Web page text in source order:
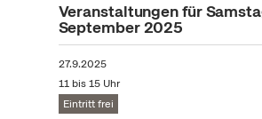
Veranstaltungen für
September 2025
27.9.2025
11 bis 15 Uhr
Eintritt frei